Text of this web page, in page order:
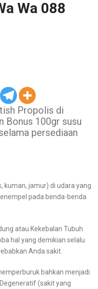
Wa 088
Propolis di
Bonus 100gr susu
persediaan
kuman, jamur) di udara yang
pada benda-benda
atau Kekebalan Tubuh
hal yang demikian selalu
Anda sakit.
bahkan menjadi
(sakit yang